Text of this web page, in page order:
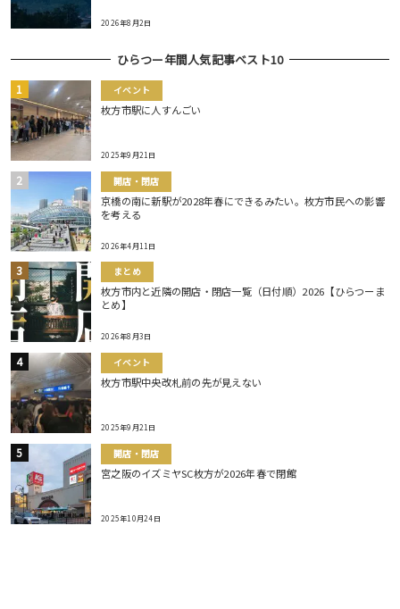
2026年8月2日
ひらつー年間人気記事ベスト10
イベント
枚方市駅に人すんごい
2025年9月21日
開店・閉店
京橋の南に新駅が2028年春にできるみたい。枚方市民への影響
を考える
2026年4月11日
まとめ
枚方市内と近隣の開店・閉店一覧（日付順）2026【ひらつーま
とめ】
2026年8月3日
イベント
枚方市駅中央改札前の先が見えない
2025年9月21日
開店・閉店
宮之阪のイズミヤSC枚方が2026年春で閉館
2025年10月24日